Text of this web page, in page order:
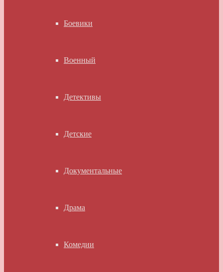
Боевики
Военный
Детективы
Детские
Документальные
Драма
Комедии